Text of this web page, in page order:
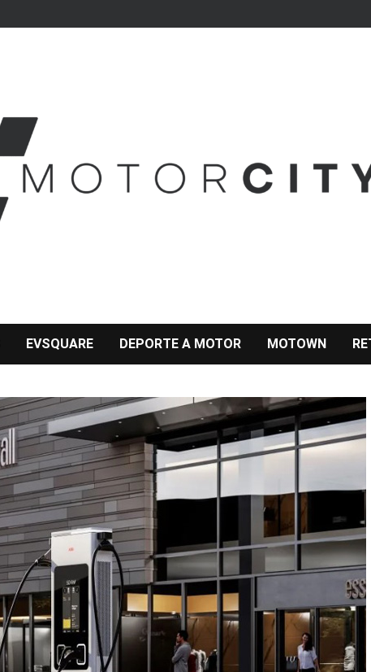
EVSQUARE DEPORTE A MOTOR MOTOWN